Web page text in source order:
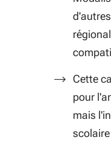
Cette
pour
mais